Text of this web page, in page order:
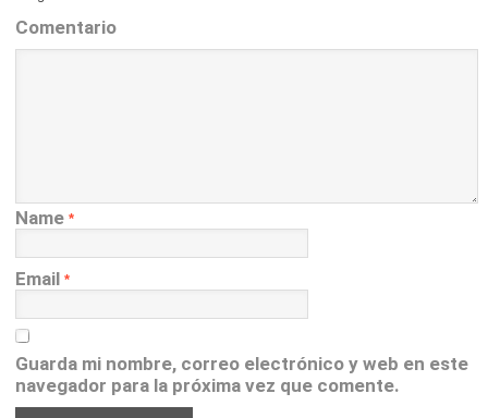
Comentario
Name *
Email *
Guarda mi nombre, correo electrónico y web en este
navegador para la próxima vez que comente.